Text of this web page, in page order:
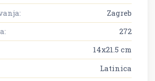
Zagreb
272
14x21.5 cm
Latinica